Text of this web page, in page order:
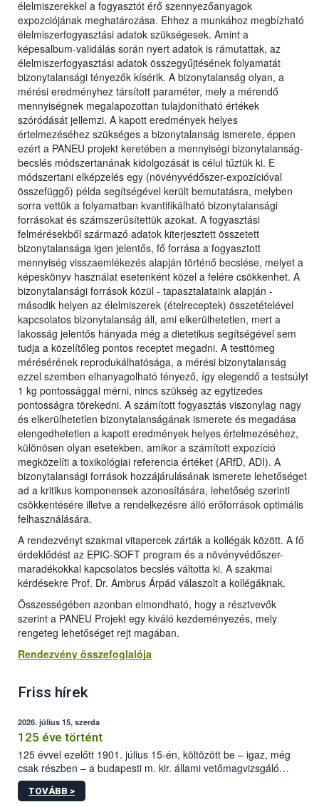
élelmiszerekkel a fogyasztót érő szennyezőanyagok
expozciójának meghatározása. Ehhez a munkához megbízható
élelmiszerfogyasztási adatok szükségesek. Amint a
képesalbum-validálás során nyert adatok is rámutattak, az
élelmiszerfogyasztási adatok összegyűjtésének folyamatát
bizonytalansági tényezők kísérik. A bizonytalanság olyan, a
mérési eredményhez társított paraméter, mely a mérendő
mennyiségnek megalapozottan tulajdonítható értékek
szóródását jellemzi. A kapott eredmények helyes
értelmezéséhez szükséges a bizonytalanság ismerete, éppen
ezért a PANEU projekt keretében a mennyiségi bizonytalanság-
becslés módszertanának kidolgozását is célul tűztük ki. E
módszertani elképzelés egy (növényvédőszer-expozícióval
összefüggő) példa segítségével került bemutatásra, melyben
sorra vettük a folyamatban kvantifikálható bizonytalansági
forrásokat és számszerűsítettük azokat. A fogyasztási
felmérésekből származó adatok kiterjesztett összetett
bizonytalansága igen jelentős, fő forrása a fogyasztott
mennyiség visszaemlékezés alapján történő becslése, melyet a
képeskönyv használat esetenként közel a felére csökkenhet. A
bizonytalansági források közül - tapasztalataink alapján -
második helyen az élelmiszerek (ételreceptek) összetételével
kapcsolatos bizonytalanság áll, ami elkerülhetetlen, mert a
lakosság jelentős hányada még a dietetikus segítségével sem
tudja a közelítőleg pontos receptet megadni. A testtömeg
mérésérének reprodukálhatósága, a mérési bizonytalanság
ezzel szemben elhanyagolható tényező, így elegendő a testsúlyt
1 kg pontossággal mérni, nincs szükség az egytizedes
pontosságra törekedni. A számított fogyasztás viszonylag nagy
és elkerülhetetlen bizonytalanságának ismerete és megadása
elengedhetetlen a kapott eredmények helyes értelmezéséhez,
különösen olyan esetekben, amikor a számított expozíció
megközelíti a toxikológiai referencia értéket (ARfD, ADI). A
bizonytalansági források hozzájárulásának ismerete lehetőséget
ad a kritikus komponensek azonosítására, lehetőség szerinti
csökkentésére illetve a rendelkezésre álló erőforrások optimális
felhasználására.
A rendezvényt szakmai vitapercek zárták a kollégák között. A fő
érdeklődést az EPIC-SOFT program és a növényvédőszer-
maradékokkal kapcsolatos becslés váltotta ki. A szakmai
kérdésekre Prof. Dr. Ambrus Árpád válaszolt a kollégáknak.
Összességében azonban elmondható, hogy a résztvevők
szerint a PANEU Projekt egy kiváló kezdeményezés, mely
rengeteg lehetőséget rejt magában.
Rendezvény összefoglalója
Friss hírek
2026. július 15, szerda
125 éve történt
125 évvel ezelőtt 1901. július 15-én, költözött be – igaz, még
csak részben – a budapesti m. kir. állami vetőmagvizsgáló
állomás a Kis Rókus utca 15. szám alatti, Czigler Győző által
tervezett új épületébe.
TOVÁBB >